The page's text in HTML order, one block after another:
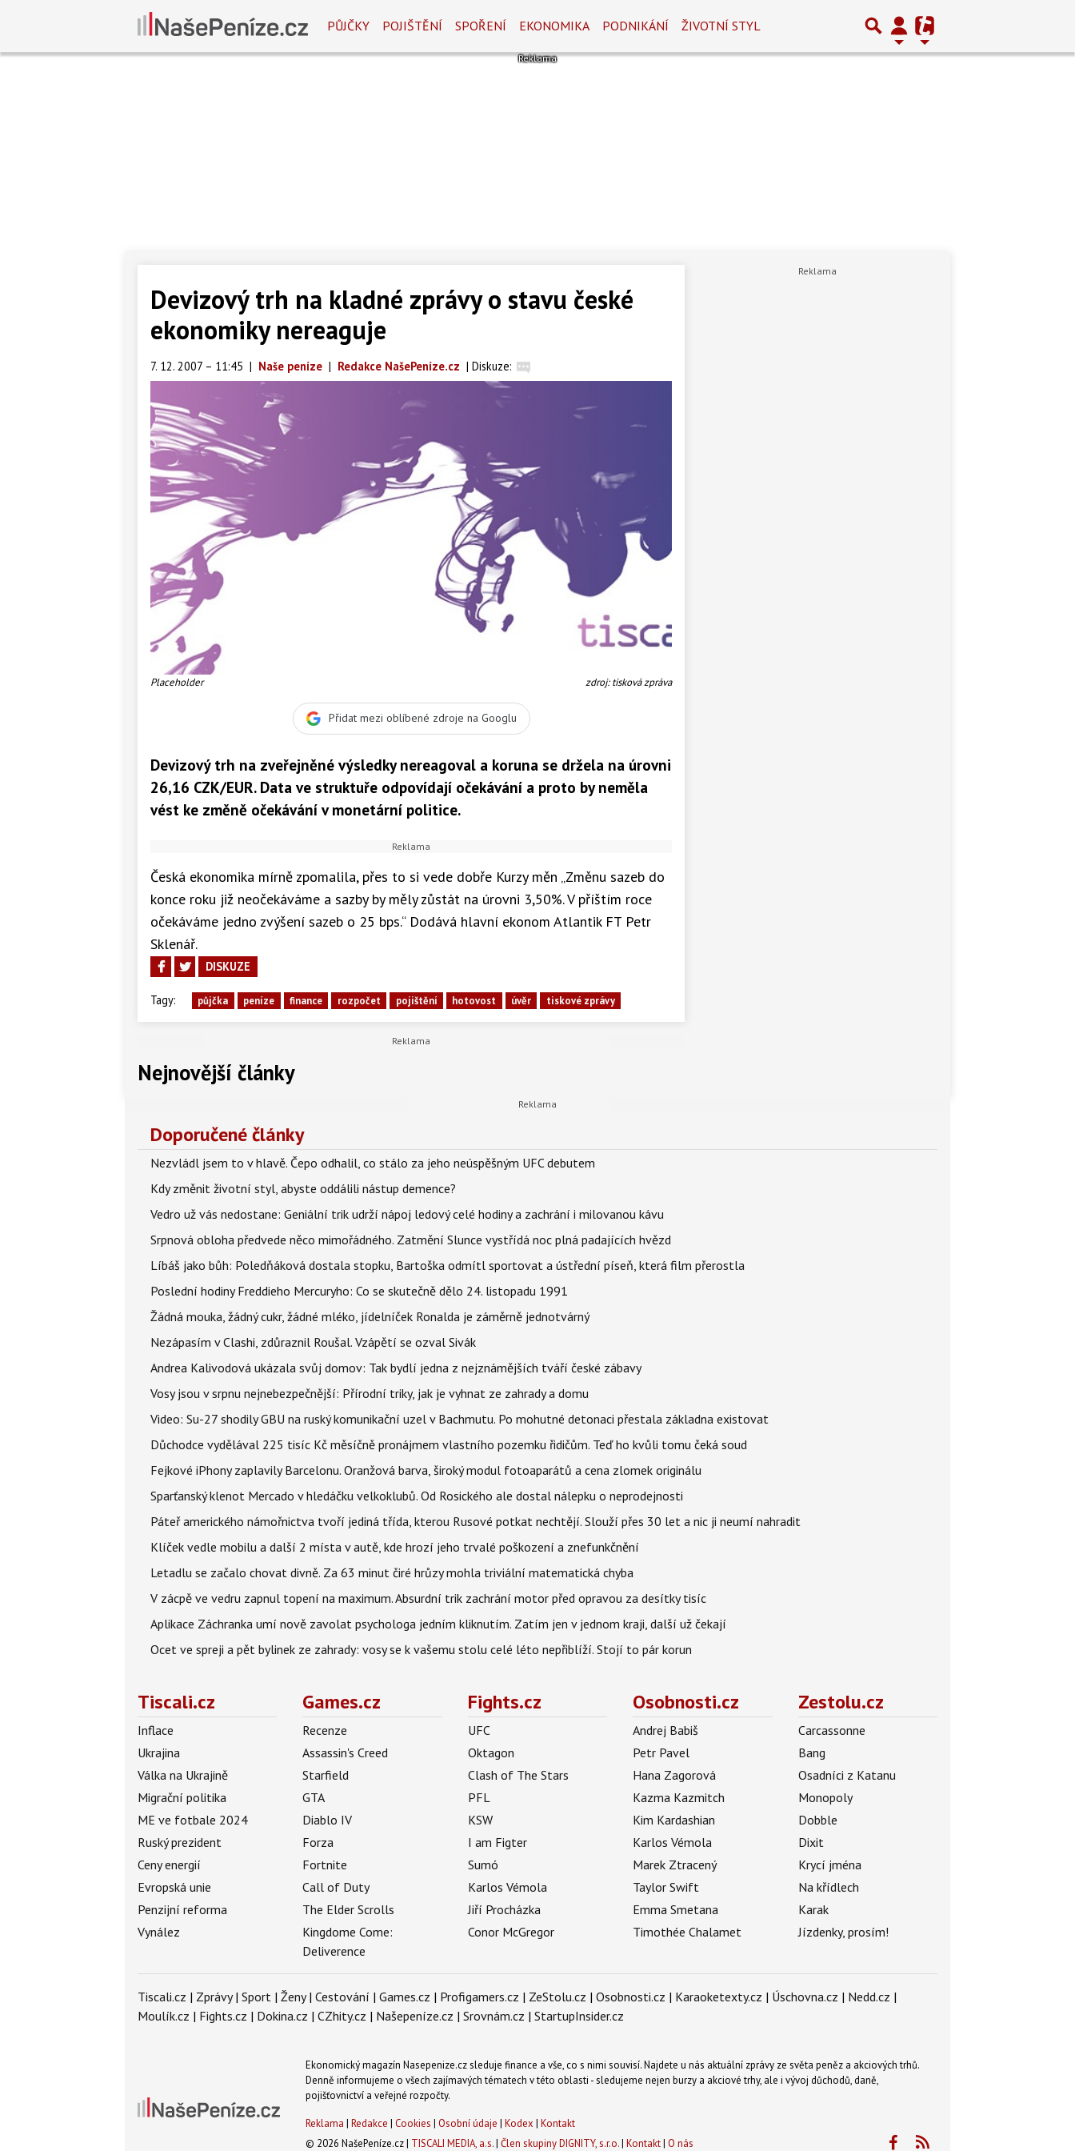
PŮJČKY POJIŠTĚNÍ SPOŘENÍ EKONOMIKA PODNIKÁNÍ ŽIVOTNÍ STYL
Devizový trh na kladné zprávy o stavu české
ekonomiky nereaguje
7. 12. 2007 – 11:45 | Naše peníze | Redakce NašePeníze.cz | Diskuze:
Placeholder zdroj: tisková zpráva
Přidat mezi oblíbené zdroje na Googlu
Devizový trh na zveřejněné výsledky nereagoval a koruna se držela na úrovni
26,16 CZK/EUR. Data ve struktuře odpovídají očekávání a proto by neměla
vést ke změně očekávání v monetární politice.
Česká ekonomika mírně zpomalila, přes to si vede dobře Kurzy měn „Změnu sazeb do
konce roku již neočekáváme a sazby by měly zůstát na úrovni 3,50%. V příštím roce
očekáváme jedno zvýšení sazeb o 25 bps.“ Dodává hlavní ekonom Atlantik FT Petr
Sklenář.
DISKUZE
Tagy: půjčka peníze finance rozpočet pojištění hotovost úvěr tiskové zprávy
Nejnovější články
Doporučené články
Nezvládl jsem to v hlavě. Čepo odhalil, co stálo za jeho neúspěšným UFC debutem
Kdy změnit životní styl, abyste oddálili nástup demence?
Vedro už vás nedostane: Geniální trik udrží nápoj ledový celé hodiny a zachrání i milovanou kávu
Srpnová obloha předvede něco mimořádného. Zatmění Slunce vystřídá noc plná padajících hvězd
Líbáš jako bůh: Poledňáková dostala stopku, Bartoška odmítl sportovat a ústřední píseň, která film přerostla
Poslední hodiny Freddieho Mercuryho: Co se skutečně dělo 24. listopadu 1991
Žádná mouka, žádný cukr, žádné mléko, jídelníček Ronalda je záměrně jednotvárný
Nezápasím v Clashi, zdůraznil Roušal. Vzápětí se ozval Sivák
Andrea Kalivodová ukázala svůj domov: Tak bydlí jedna z nejznámějších tváří české zábavy
Vosy jsou v srpnu nejnebezpečnější: Přírodní triky, jak je vyhnat ze zahrady a domu
Video: Su-27 shodily GBU na ruský komunikační uzel v Bachmutu. Po mohutné detonaci přestala základna existovat
Důchodce vydělával 225 tisíc Kč měsíčně pronájmem vlastního pozemku řidičům. Teď ho kvůli tomu čeká soud
Fejkové iPhony zaplavily Barcelonu. Oranžová barva, široký modul fotoaparátů a cena zlomek originálu
Sparťanský klenot Mercado v hledáčku velkoklubů. Od Rosického ale dostal nálepku o neprodejnosti
Páteř amerického námořnictva tvoří jediná třída, kterou Rusové potkat nechtějí. Slouží přes 30 let a nic ji neumí nahradit
Klíček vedle mobilu a další 2 místa v autě, kde hrozí jeho trvalé poškození a znefunkčnění
Letadlu se začalo chovat divně. Za 63 minut čiré hrůzy mohla triviální matematická chyba
V zácpě ve vedru zapnul topení na maximum. Absurdní trik zachrání motor před opravou za desítky tisíc
Aplikace Záchranka umí nově zavolat psychologa jedním kliknutím. Zatím jen v jednom kraji, další už čekají
Ocet ve spreji a pět bylinek ze zahrady: vosy se k vašemu stolu celé léto nepřiblíží. Stojí to pár korun
Tiscali.cz
Inflace
Ukrajina
Válka na Ukrajině
Migrační politika
ME ve fotbale 2024
Ruský prezident
Ceny energií
Evropská unie
Penzijní reforma
Vynález
Games.cz
Recenze
Assassin's Creed
Starfield
GTA
Diablo IV
Forza
Fortnite
Call of Duty
The Elder Scrolls
Kingdome Come:
Deliverence
Fights.cz
UFC
Oktagon
Clash of The Stars
PFL
KSW
I am Figter
Sumó
Karlos Vémola
Jiří Procházka
Conor McGregor
Osobnosti.cz
Andrej Babiš
Petr Pavel
Hana Zagorová
Kazma Kazmitch
Kim Kardashian
Karlos Vémola
Marek Ztracený
Taylor Swift
Emma Smetana
Timothée Chalamet
Zestolu.cz
Carcassonne
Bang
Osadníci z Katanu
Monopoly
Dobble
Dixit
Krycí jména
Na křídlech
Karak
Jízdenky, prosím!
Tiscali.cz | Zprávy| Sport | Ženy| Cestování | Games.cz | Profigamers.cz | ZeStolu.cz | Osobnosti.cz | Karaoketexty.cz | Úschovna.cz | Nedd.cz |
Moulík.cz | Fights.cz | Dokina.cz | CZhity.cz | Našepeníze.cz | Srovnám.cz | StartupInsider.cz
Ekonomický magazín Nasepenize.cz sleduje finance a vše, co s nimi souvisí. Najdete u nás aktuální zprávy ze světa peněz a akciových trhů.
Denně informujeme o všech zajímavých tématech v této oblasti - sledujeme nejen burzy a akciové trhy, ale i vývoj důchodů, daně,
pojišťovnictví a veřejné rozpočty.
Reklama | Redakce | Cookies | Osobní údaje | Kodex | Kontakt
© 2026 NašePeníze.cz | TISCALI MEDIA, a.s.| Člen skupiny DIGNITY, s.r.o.| Kontakt| O nás